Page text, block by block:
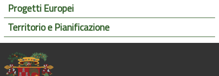
Progetti Europei
Territorio e Pianificazione